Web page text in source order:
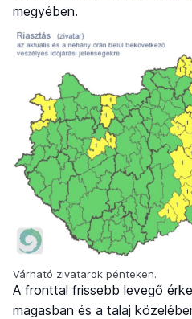
megyében.
Várható zivatarok pénteken.
A fronttal frissebb levegő
magasban és a talaj